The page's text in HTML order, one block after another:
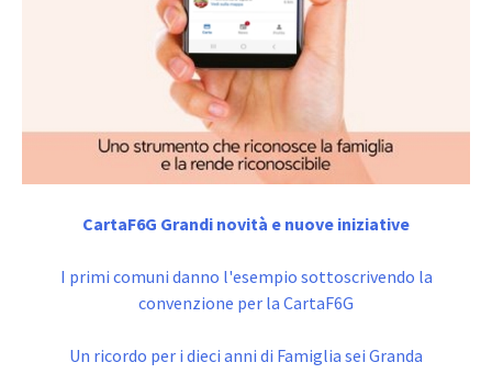
CartaF6G Grandi novità e nuove iniziative
I primi comuni danno l'esempio sottoscrivendo la
convenzione per la CartaF6G
Un ricordo per i dieci anni di Famiglia sei Granda